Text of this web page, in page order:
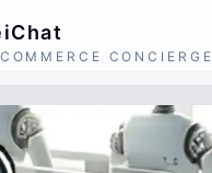
CONCIERGE